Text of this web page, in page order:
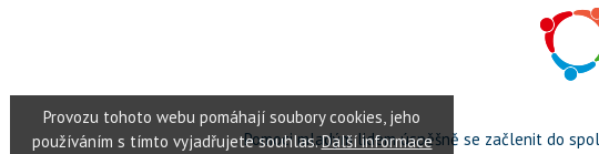
Pomoci mladým lidem úspěšně se začlenit do